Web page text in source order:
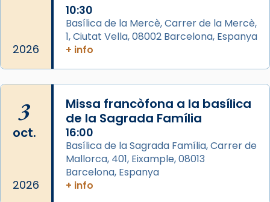
diablesses amb música i ball propis. Festa
gran a Mataró.
«Si vols saber què és calor, ves per les
Share
Arquebisbat de Barcelona
2 weeks ago
Jaume, fill de Zebedeu, és juntament amb el
seu germà Joan i Pere un dels que
acompanyava més de prop Jesús.
2026
10:30
Basílica de la Mercè, Carrer de la Mercè,
1, Ciutat Vella, 08002 Barcelona, Espanya
+ info
3
oct.
2026
Missa francòfona a la basílica
de la Sagrada Família
16:00
Basílica de la Sagrada Família, Carrer de
Mallorca, 401, Eixample, 08013
Barcelona, Espanya
+ info